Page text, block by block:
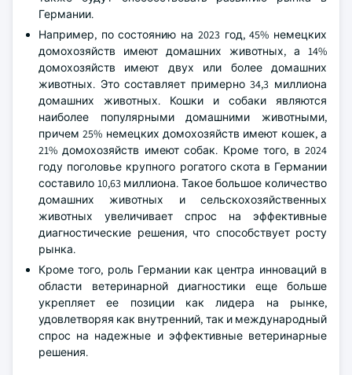
Германии.
Например, по состоянию на 2023 год, 45% немецких
домохозяйств имеют домашних животных, а 14%
домохозяйств имеют двух или более домашних
животных. Это составляет примерно 34,3 миллиона
домашних животных. Кошки и собаки являются
наиболее популярными домашними животными,
причем 25% немецких домохозяйств имеют кошек, а
21% домохозяйств имеют собак. Кроме того, в 2024
году поголовье крупного рогатого скота в Германии
составило 10,63 миллиона. Такое большое количество
домашних животных и сельскохозяйственных
животных увеличивает спрос на эффективные
диагностические решения, что способствует росту
рынка.
Кроме того, роль Германии как центра инноваций в
области ветеринарной диагностики еще больше
укрепляет ее позиции как лидера на рынке,
удовлетворяя как внутренний, так и международный
спрос на надежные и эффективные ветеринарные
решения.